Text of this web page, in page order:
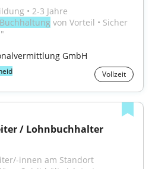
• 2-3 Jahre
Buchhaltung von Vorteil • Sicher
GmbH
Vollzeit
/ Lohnbuchhalter